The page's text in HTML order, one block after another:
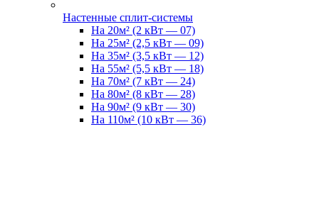
Настенные сплит-системы
На 20м² (2 кВт — 07)
На 25м² (2,5 кВт — 09)
На 35м² (3,5 кВт — 12)
На 55м² (5,5 кВт — 18)
На 70м² (7 кВт — 24)
На 80м² (8 кВт — 28)
На 90м² (9 кВт — 30)
На 110м² (10 кВт — 36)